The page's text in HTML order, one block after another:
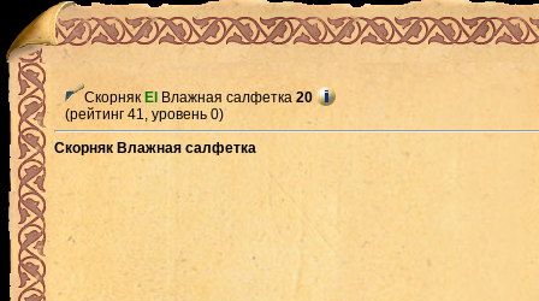
Скорняк El Влажная салфетка 20
(рейтинг 41, уровень 0)
Скорняк Влажная салфетка